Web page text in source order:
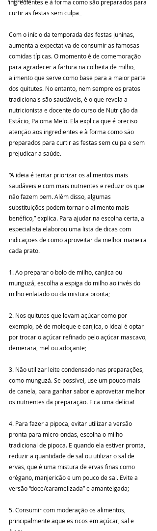
ingredientes e à forma como são preparados para
curtir as festas sem culpa_
Com o início da temporada das festas juninas,
aumenta a expectativa de consumir as famosas
comidas típicas. O momento é de comemoração
para agradecer a fartura na colheita de milho,
alimento que serve como base para a maior parte
dos quitutes. No entanto, nem sempre os pratos
tradicionais são saudáveis, é o que revela a
nutricionista e docente do curso de Nutrição da
Estácio, Paloma Melo. Ela explica que é preciso
atenção aos ingredientes e à forma como são
preparados para curtir as festas sem culpa e sem
prejudicar a saúde.
“A ideia é tentar priorizar os alimentos mais
saudáveis e com mais nutrientes e reduzir os que
não fazem bem. Além disso, algumas
substituições podem tornar o alimento mais
benéfico,” explica. Para ajudar na escolha certa, a
especialista elaborou uma lista de dicas com
indicações de como aproveitar da melhor maneira
cada prato.
1. Ao preparar o bolo de milho, canjica ou
munguzá, escolha a espiga do milho ao invés do
milho enlatado ou da mistura pronta;
2. Nos quitutes que levam açúcar como por
exemplo, pé de moleque e canjica, o ideal é optar
por trocar o açúcar refinado pelo açúcar mascavo,
demerara, mel ou adoçante;
3. Não utilizar leite condensado nas preparações,
como munguzá. Se possível, use um pouco mais
de canela, para ganhar sabor e aproveitar melhor
os nutrientes da preparação. Fica uma delícia!
4. Para fazer a pipoca, evitar utilizar a versão
pronta para micro-ondas, escolha o milho
tradicional de pipoca. E quando ela estiver pronta,
reduzir a quantidade de sal ou utilizar o sal de
ervas, que é uma mistura de ervas finas como
orégano, manjericão e um pouco de sal. Evite a
versão “doce/caramelizada” e amanteigada;
5. Consumir com moderação os alimentos,
principalmente aqueles ricos em açúcar, sal e